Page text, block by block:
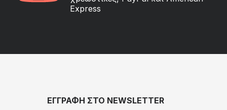
Express
ΕΓΓΡΑΦΗ ΣΤΟ NEWSLETTER